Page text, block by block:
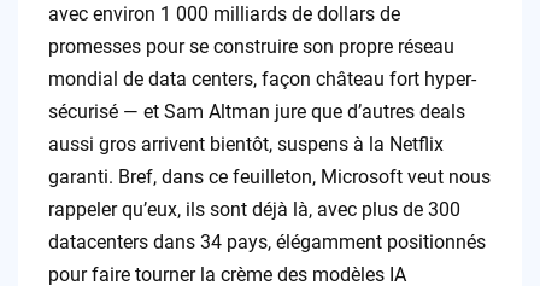
avec environ 1 000 milliards de dollars de
promesses pour se construire son propre réseau
mondial de data centers, façon château fort hyper-
sécurisé — et Sam Altman jure que d’autres deals
aussi gros arrivent bientôt, suspens à la Netflix
garanti. Bref, dans ce feuilleton, Microsoft veut nous
rappeler qu’eux, ils sont déjà là, avec plus de 300
datacenters dans 34 pays, élégamment positionnés
pour faire tourner la crème des modèles IA